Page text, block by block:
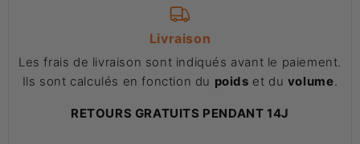
Livraison
Les frais de livraison sont indiqués avant le paiement.
Ils sont calculés en fonction du poids et du volume
RETOURS GRATUITS PENDANT 14J